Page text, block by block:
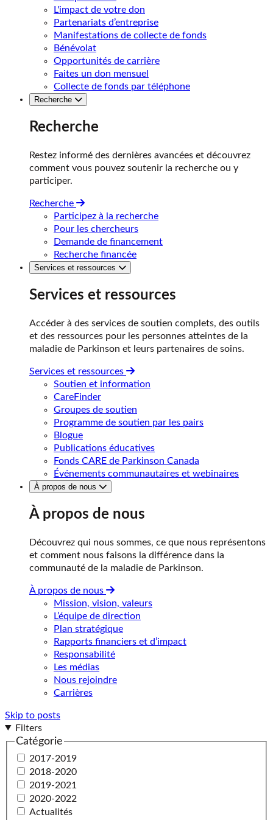
L'impact de votre don
Partenariats d’entreprise
Manifestations de collecte de fonds
Bénévolat
Opportunités de carrière
Faites un don mensuel
Collecte de fonds par téléphone
Recherche
Recherche
Restez informé des dernières avancées et découvrez
comment vous pouvez soutenir la recherche ou y
participer.
Recherche
Participez à la recherche
Pour les chercheurs
Demande de financement
Recherche financée
Services et ressources
Services et ressources
Accéder à des services de soutien complets, des outils
et des ressources pour les personnes atteintes de la
maladie de Parkinson et leurs partenaires de soins.
Services et ressources
Soutien et information
CareFinder
Groupes de soutien
Programme de soutien par les pairs
Blogue
Publications éducatives
Fonds CARE de Parkinson Canada
Événements communautaires et webinaires
À propos de nous
À propos de nous
Découvrez qui nous sommes, ce que nous représentons
et comment nous faisons la différence dans la
communauté de la maladie de Parkinson.
À propos de nous
Mission, vision, valeurs
L’équipe de direction
Plan stratégique
Rapports financiers et d’impact
Responsabilité
Les médias
Nous rejoindre
Carrières
Skip to posts
Filters
Catégorie
2017-2019
2018-2020
2019-2021
2020-2022
Actualités